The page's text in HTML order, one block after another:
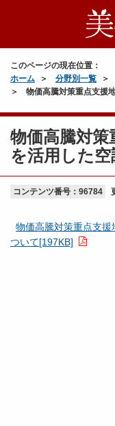
このページの現在位置：
ホーム
分野別一覧
物価高騰対策重点支援
物価高騰対策
を活用した
コンテンツ番号：96784
物価高騰対策重点支援
ついて[197KB]